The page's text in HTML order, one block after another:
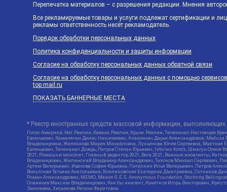
Перепечатка материалов – с разрешения редакции. Мнения
Все рекламируемые товары и услуги подлежат сертификации и
рекламы ответственность несёт рекламодатель.
Порядок обработки персональных данных
Политика конфиденциальности и защиты информации
Согласие на обработку персональных данных обратной связи
Согласие на обработку персональных данных с помощью
top.mail.ru
ПОКАЗАТЬ БАННЕРНЫЕ МЕСТА
* Реестр иностранных средств массовой информации, выполняющих
Голос Америки, Idel.Реалии, Кавказ.Реалии, Крым.Реалии, Телеканал Настоящее
Евгеньевич, Камалягин Денис Николаевич, Апахончич Дарья Александровна,
Владимировна, Железнова Мария Михайловна, Лукьянова Юлия Сергеевна,
Евгеньевич, Телеканал Дождь, Петров Степан Юрьевич, Istories fonds, Шмагун
2021, Ромашки монолит, Главный редактор 2021, Вега 2021, Важные иноагенты,
Владимирович, Жилинский Владимир Александрович, Тихонов Михаил Сергеевич,
Артем Валерьевич, Иванова София Юрьевна, Пигалкин Илья Валерьевич, Петров
Вольтская Татьяна Анатольевна, Клепиковская Екатерина Дмитриевна, Сотников
Роман Александрович, МЕМО, Mason G.E.S. Anonymous Foundation, Stichting
Оленичев Максим Владимирович, Как бы инагент, Кочетков Игорь Викторович,
Эмилевна, Хисамова Регина Фаритовна